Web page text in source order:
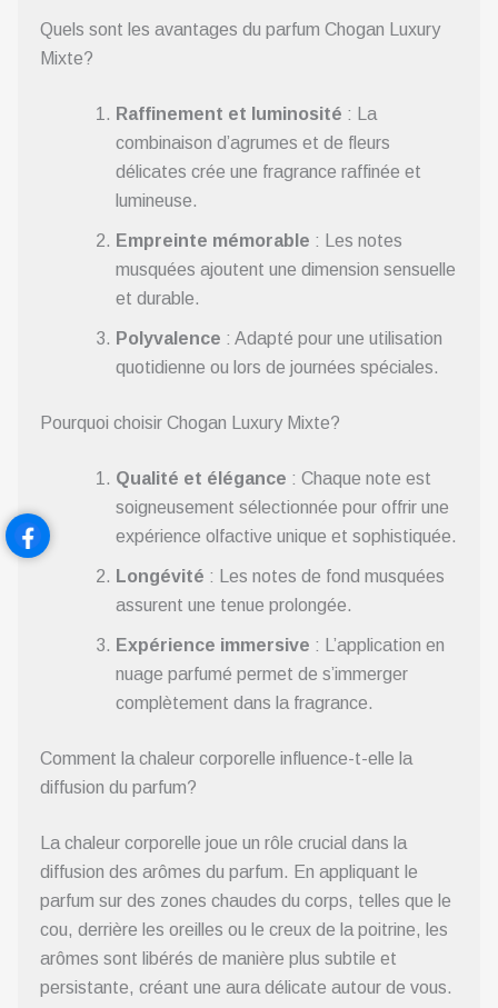
Quels sont les avantages du parfum Chogan Luxury
Mixte?
Raffinement et luminosité : La
combinaison d’agrumes et de fleurs
délicates crée une fragrance raffinée et
lumineuse.
Empreinte mémorable : Les notes
musquées ajoutent une dimension sensuelle
et durable.
Polyvalence : Adapté pour une utilisation
quotidienne ou lors de journées spéciales.
Pourquoi choisir Chogan Luxury Mixte?
Qualité et élégance : Chaque note est
soigneusement sélectionnée pour offrir une
expérience olfactive unique et sophistiquée.
Longévité : Les notes de fond musquées
assurent une tenue prolongée.
Expérience immersive : L’application en
nuage parfumé permet de s’immerger
complètement dans la fragrance.
Comment la chaleur corporelle influence-t-elle la
diffusion du parfum?
La chaleur corporelle joue un rôle crucial dans la
diffusion des arômes du parfum. En appliquant le
parfum sur des zones chaudes du corps, telles que le
cou, derrière les oreilles ou le creux de la poitrine, les
arômes sont libérés de manière plus subtile et
persistante, créant une aura délicate autour de vous.